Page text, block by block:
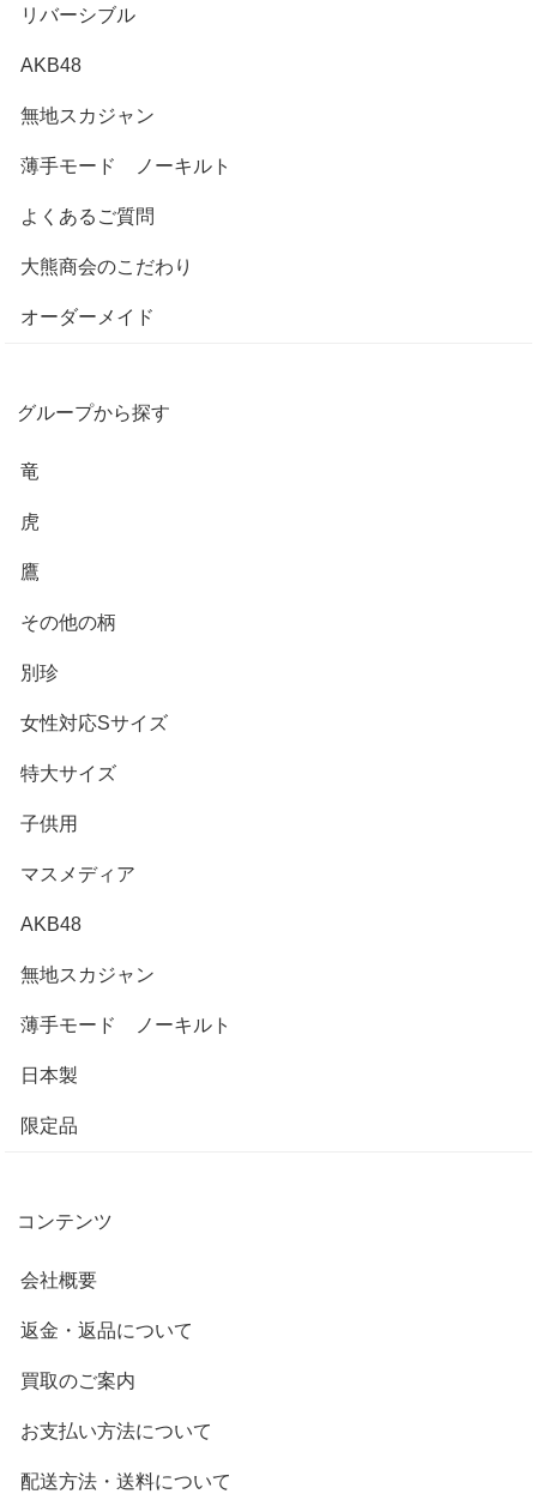
リバーシブル
AKB48
無地スカジャン
薄手モード ノーキルト
よくあるご質問
大熊商会のこだわり
オーダーメイド
グループから探す
竜
虎
鷹
その他の柄
別珍
女性対応Sサイズ
特大サイズ
子供用
マスメディア
AKB48
無地スカジャン
薄手モード ノーキルト
日本製
限定品
コンテンツ
会社概要
返金・返品について
買取のご案内
お支払い方法について
配送方法・送料について